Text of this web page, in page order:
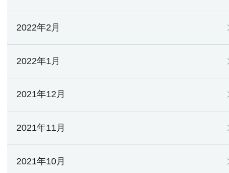
2022年2月
2022年1月
2021年12月
2021年11月
2021年10月